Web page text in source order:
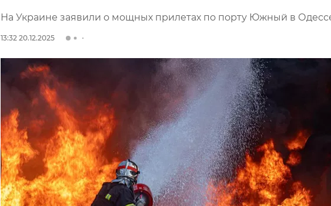
На Украине заявили о мощных прилетах по порту Южный в
13:32 20.12.2025